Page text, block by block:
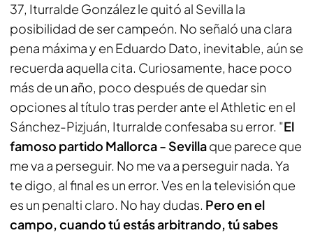
37, Iturralde Gonzálezle quitó al Sevilla la
posibilidad de ser campeón. No señaló una clara
pena máxima y en Eduardo Dato, inevitable, aún se
recuerda aquella cita. Curiosamente, hace poco
más de un año, poco después de quedar sin
opciones al título tras perder ante el Athletic en el
Sánchez-Pizjuán, Iturralde confesaba su error. "El
famoso partido Mallorca - Sevillaque parece que
me va a perseguir. No me va a perseguir nada. Ya
te digo, al final es un error. Ves en la televisión que
es un penalti claro. No hay dudas. Pero en el
campo, cuando tú estás arbitrando, tú sabes